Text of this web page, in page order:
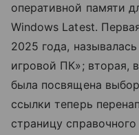
оперативной памяти
Windows Latest.
2025 года,
игровой ПК»; вторая,
была посвящена
ссылки теперь
страницу